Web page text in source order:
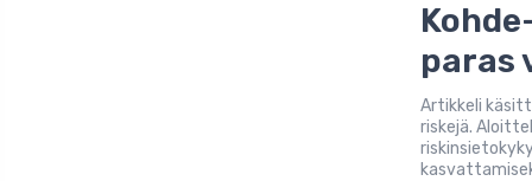
paras
Artikkeli
riskejä.